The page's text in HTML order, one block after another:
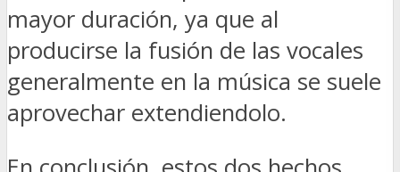
mayor duración, ya que al
producirse la fusión de las vocales
generalmente en la música se suele
aprovechar extendiendolo.